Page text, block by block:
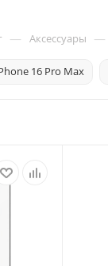
— Аксессуары —
16 Pro Max